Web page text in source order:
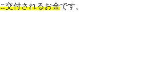
交付されるお金です。